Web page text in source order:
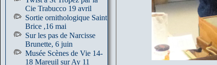
Cie Trabucco 19 avril
Sortie ornithologique Saint
Brice ,16 mai
Sur les pas de Narcisse
Brunette, 6 juin
Musée Scènes de Vie 14-
18 Mareuil sur Ay 11